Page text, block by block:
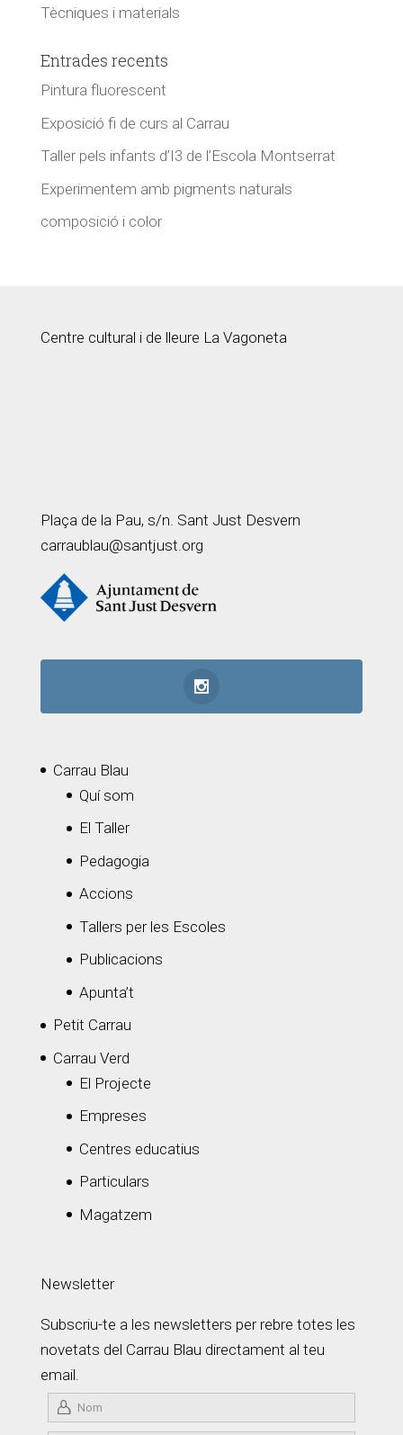
Tècniques i materials
Entrades recents
Pintura fluorescent
Exposició fi de curs al Carrau
Taller pels infants d’I3 de l’Escola Montserrat
Experimentem amb pigments naturals
composició i color
Centre cultural i de lleure La Vagoneta
Plaça de la Pau, s/n. Sant Just Desvern
carraublau@santjust.org
Carrau Blau
Quí som
El Taller
Pedagogia
Accions
Tallers per les Escoles
Publicacions
Apunta’t
Petit Carrau
Carrau Verd
El Projecte
Empreses
Centres educatius
Particulars
Magatzem
Newsletter
Subscriu-te a les newsletters per rebre totes les
novetats del Carrau Blau directament al teu
email.